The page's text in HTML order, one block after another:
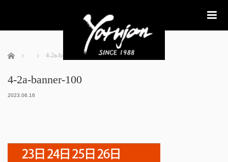
ホーム 4-2a-banner-100
4-2a-banner-100
2023.06.16